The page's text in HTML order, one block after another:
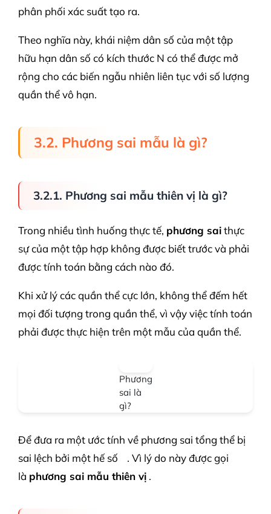
phân phối xác suất tạo ra.
Theo nghĩa này, khái niệm dân số của một tập
hữu hạn dân số có kích thước N có thể được mở
rộng cho các biến ngẫu nhiên liên tục với số lượng
quần thể vô hạn.
3.2. Phương sai mẫu là gì?
3.2.1. Phương sai mẫu thiên vị là gì?
Trong nhiều tình huống thực tế, phương saithực
sự của một tập hợp không được biết trước và phải
được tính toán bằng cách nào đó.
Khi xử lý các quần thể cực lớn, không thể đếm hết
mọi đối tượng trong quần thể, vì vậy việc tính toán
phải được thực hiện trên một mẫu của quần thể.
Phương
sai là
gì?
Để đưa ra một ước tính về phương sai tổng thể bị
sai lệch bởi một hế số
. Vì lý do này được gọi
là phương sai mẫu thiên vị .